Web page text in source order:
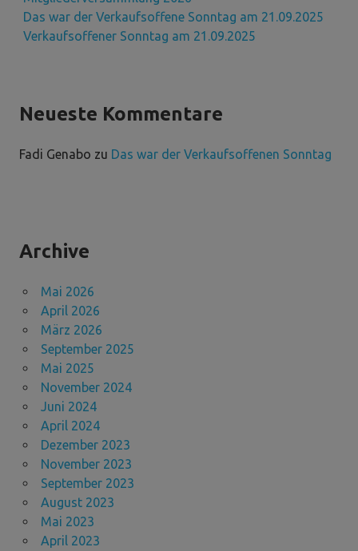
Das war der Verkaufsoffene Sonntag am 21.09.2025
Verkaufsoffener Sonntag am 21.09.2025
Neueste Kommentare
Fadi Genabo zu Das war der Verkaufsoffenen Sonntag
Archive
Mai 2026
April 2026
März 2026
September 2025
Mai 2025
November 2024
Juni 2024
April 2024
Dezember 2023
November 2023
September 2023
August 2023
Mai 2023
April 2023